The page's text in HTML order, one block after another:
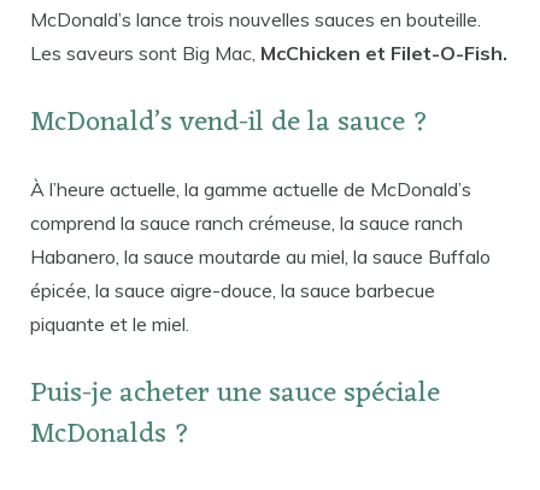
McDonald’s lance trois nouvelles sauces en bouteille.
Les saveurs sont Big Mac, McChicken et Filet-O-Fish.
McDonald’s vend-il de la sauce ?
À l’heure actuelle, la gamme actuelle de McDonald’s
comprend la sauce ranch crémeuse, la sauce ranch
Habanero, la sauce moutarde au miel, la sauce Buffalo
épicée, la sauce aigre-douce, la sauce barbecue
piquante et le miel.
Puis-je acheter une sauce spéciale
McDonalds ?